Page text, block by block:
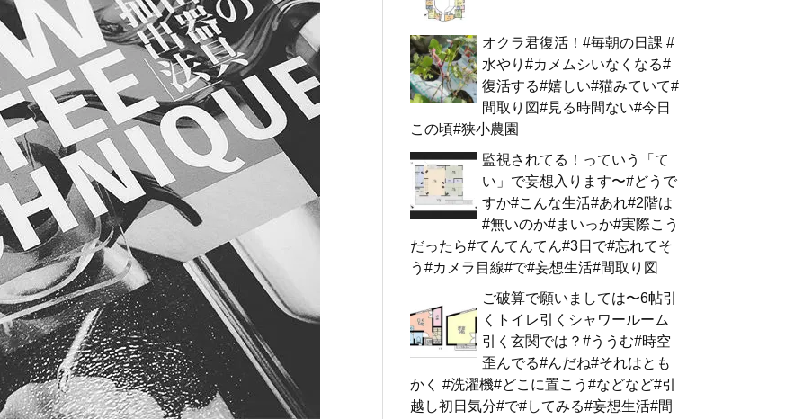
オクラ君復活！#毎朝の日課 #
水やり#カメムシいなくなる#
復活する#嬉しい#猫みていて#
間取り図#見る時間ない#今日
この頃#狭小農園
監視されてる！っていう「て
い」で妄想入ります〜#どうで
すか#こんな生活#あれ#2階は
#無いのか#まいっか#実際こう
だったら#てんてんてん#3日で#忘れてそ
う#カメラ目線#で#妄想生活#間取り図
ご破算で願いましては〜6帖引
くトイレ引くシャワールーム
引く玄関では？#ううむ#時空
歪んでる#んだね#それはとも
かく #洗濯機#どこに置こう#などなど#引
越し初日気分#で#してみる#妄想生活#間